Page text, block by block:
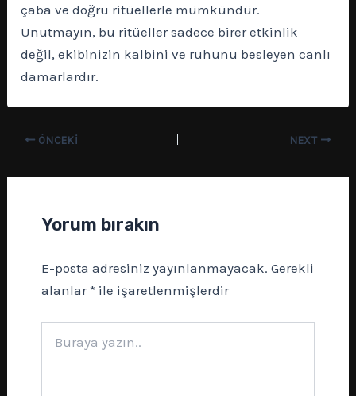
çaba ve doğru ritüellerle mümkündür.
Unutmayın, bu ritüeller sadece birer etkinlik
değil, ekibinizin kalbini ve ruhunu besleyen canlı
damarlardır.
ÖNCEKI NEXT
Yorum bırakın
E-posta adresiniz yayınlanmayacak. Gerekli
alanlar* ile işaretlenmişlerdir
yazın..